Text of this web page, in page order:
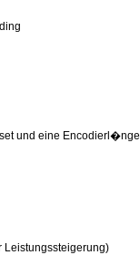
und eine Encodierl�nge
Leistungssteigerung)